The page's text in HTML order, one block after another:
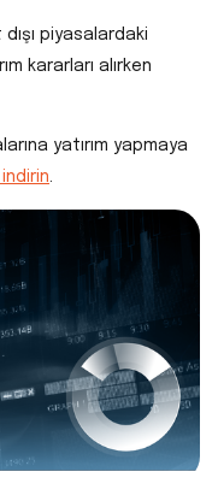
piyasalardaki
kararları alırken
yatırım yapmaya
.